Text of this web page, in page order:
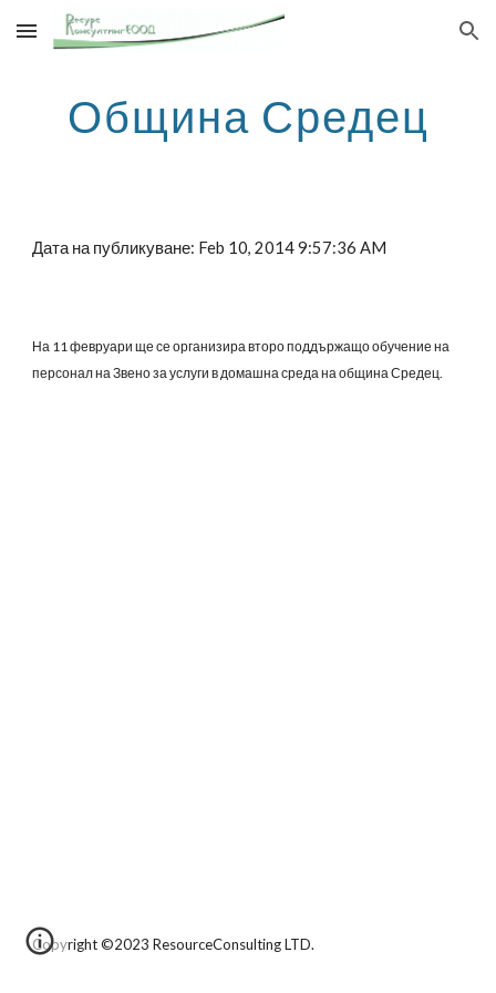
Skip to main content Skip to navigation
Община Средец
Дата на публикуване: Feb 10, 2014 9:57:36 AM
На 11 февруари ще се организира второ поддържащо обучение на
персонал на Звено за услуги в домашна среда на община Средец.
Copyright ©2023 ResourceConsulting LTD.